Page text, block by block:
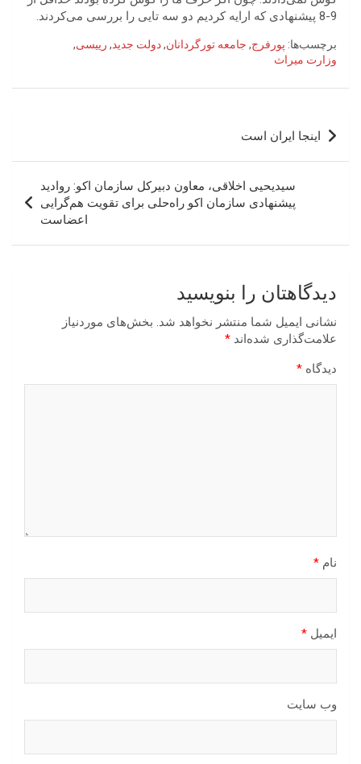
9-8 پیشنهادی که ارایه کردیم دو سه تایی را بررسی می‌کردند.
برچسب‌ها: پورفرج, جامعه تورگردانان,دولت جدید, رییسی,
وزارت میراث
راهبری
نوشته
اینجا ایران است
سیدیحیی اخلاقی، معاون دبیرکل سازمان اکو: روادید
پیشنهادی سازمان اکو راه‌حلی برای تقویت هم‌گرایی
اعضاست
دیدگاهتان را بنویسید
نشانی ایمیل شما منتشر نخواهد شد. بخش‌های موردنیاز
علامت‌گذاری شده‌اند *
دیدگاه *
نام *
ایمیل *
وب‌ سایت